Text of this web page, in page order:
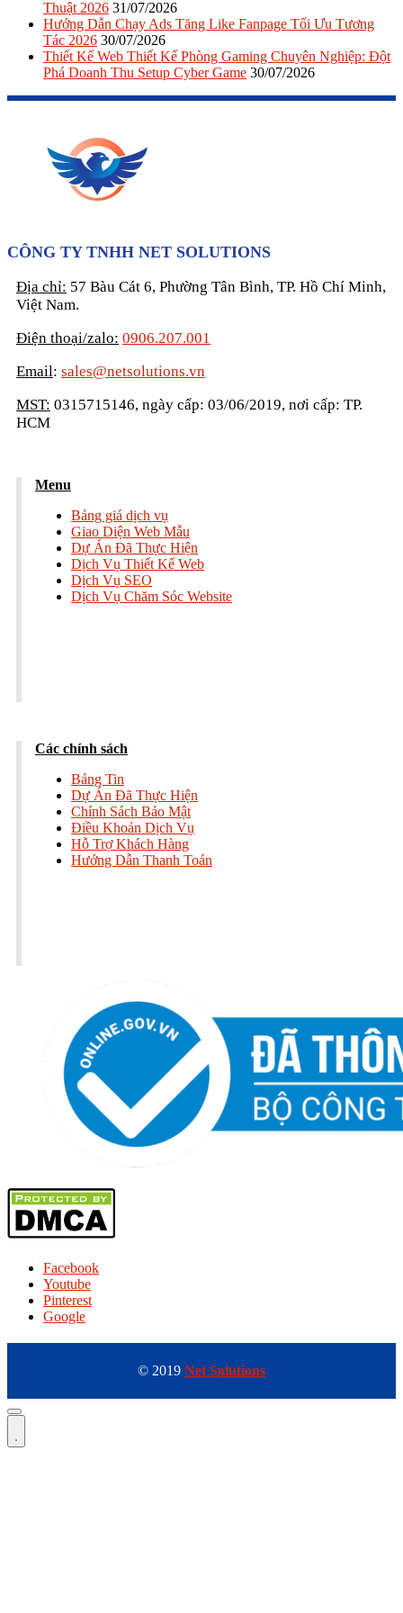
Thuật 2026 31/07/2026
Hướng Dẫn Chạy Ads Tăng Like Fanpage Tối Ưu Tương
Tác 2026 30/07/2026
Thiết Kế Web Thiết Kế Phòng Gaming Chuyên Nghiệp: Đột
Phá Doanh Thu Setup Cyber Game 30/07/2026
CÔNG TY TNHH NET SOLUTIONS
Địa chỉ: 57 Bàu Cát 6, Phường Tân Bình, TP. Hồ Chí Minh,
Việt Nam.
Điện thoại/zalo: 0906.207.001
Email: sales@netsolutions.vn
MST: 0315715146, ngày cấp: 03/06/2019, nơi cấp: TP.
HCM
Menu
Bảng giá dịch vụ
Giao Diện Web Mẫu
Dự Án Đã Thực Hiện
Dịch Vụ Thiết Kế Web
Dịch Vụ SEO
Dịch Vụ Chăm Sóc Website
Các chính sách
Bảng Tin
Dự Án Đã Thực Hiện
Chính Sách Bảo Mật
Điều Khoản Dịch Vụ
Hỗ Trợ Khách Hàng
Hướng Dẫn Thanh Toán
Facebook
Youtube
Pinterest
Google
© 2019 Net Solutions